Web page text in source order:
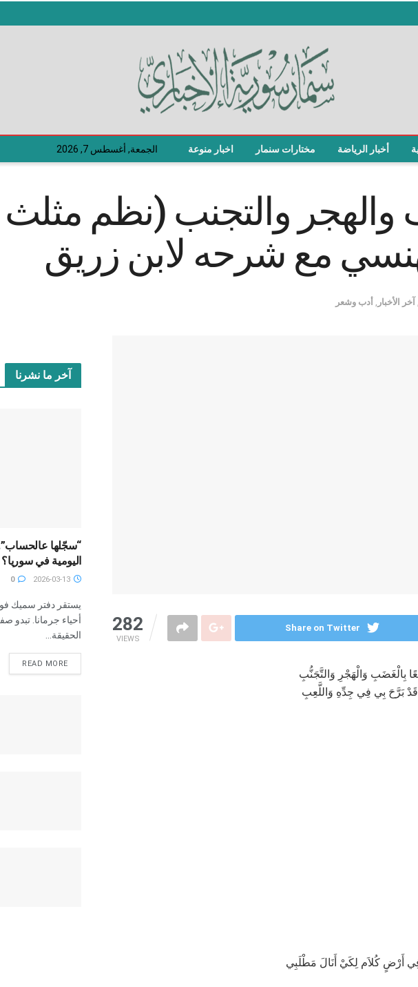
أخبار الرياضة مختارات سنمار اخبار منوعة الجمعة, أغسطس 7, 2026
والهجر والتجنب (نظم
مع شرحه لابن زريق
آخر الأخبار , أدب وشعر
282
VIEWS
Share on Twitter
بِالْغَضَبِ وَالْهَجْرِ وَالتَّجَنُّبِ
بَرَّحَ بِي فِي جِدِّهِ وَاللَّعِبِ
أَرْضٍ كُلاَم لِكَيْ أَنَالَ مَطْلَبِي
آخر ما نشرنا
“سجّلها
اليومية في سوريا؟
0
يستقر دفتر سميك
أحياء جرمانا. تبدو
الحقيقة...
READ MORE